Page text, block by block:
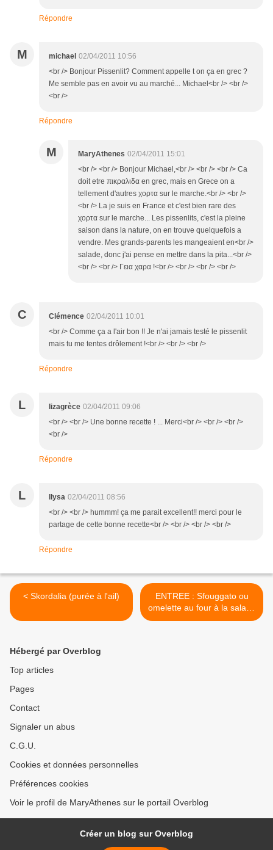
Répondre
M michael 02/04/2011 10:56
<br /> Bonjour Pissenlit? Comment appelle t on ça en grec ?
Me semble pas en avoir vu au marché... Michael<br /> <br />
<br />
Répondre
M MaryAthenes 02/04/2011 15:01
<br /> <br /> Bonjour Michael,<br /> <br /> <br /> Ca
doit etre πικραλιδα en grec, mais en Grece on a
tellement d'autres χορτα sur le marche.<br /> <br />
<br /> La je suis en France et c'est bien rare des
χορτα sur le marche... Les pissenlits, c'est la pleine
saison dans la nature, on en trouve quelquefois a
vendre. Mes grands-parents les mangeaient en<br />
salade, donc j'ai pense en mettre dans la pita...<br />
<br /> <br /> Γεια χαρα !<br /> <br /> <br /> <br />
C Clémence 02/04/2011 10:01
<br /> Comme ça a l'air bon !! Je n'ai jamais testé le pissenlit
mais tu me tentes drôlement !<br /> <br /> <br />
Répondre
L lizagrèce 02/04/2011 09:06
<br /> <br /> Une bonne recette ! ... Merci<br /> <br /> <br />
<br />
Répondre
L llysa 02/04/2011 08:56
<br /> <br /> hummm! ça me parait excellent!! merci pour le
partage de cette bonne recette<br /> <br /> <br /> <br />
Répondre
< Skordalia (purée à l'ail)
ENTREE : Sfouggato ou
omelette au four à la salade
romaine >
Hébergé par Overblog
Top articles
Pages
Contact
Signaler un abus
C.G.U.
Cookies et données personnelles
Préférences cookies
Voir le profil de MaryAthenes sur le portail Overblog
Créer un blog sur Overblog